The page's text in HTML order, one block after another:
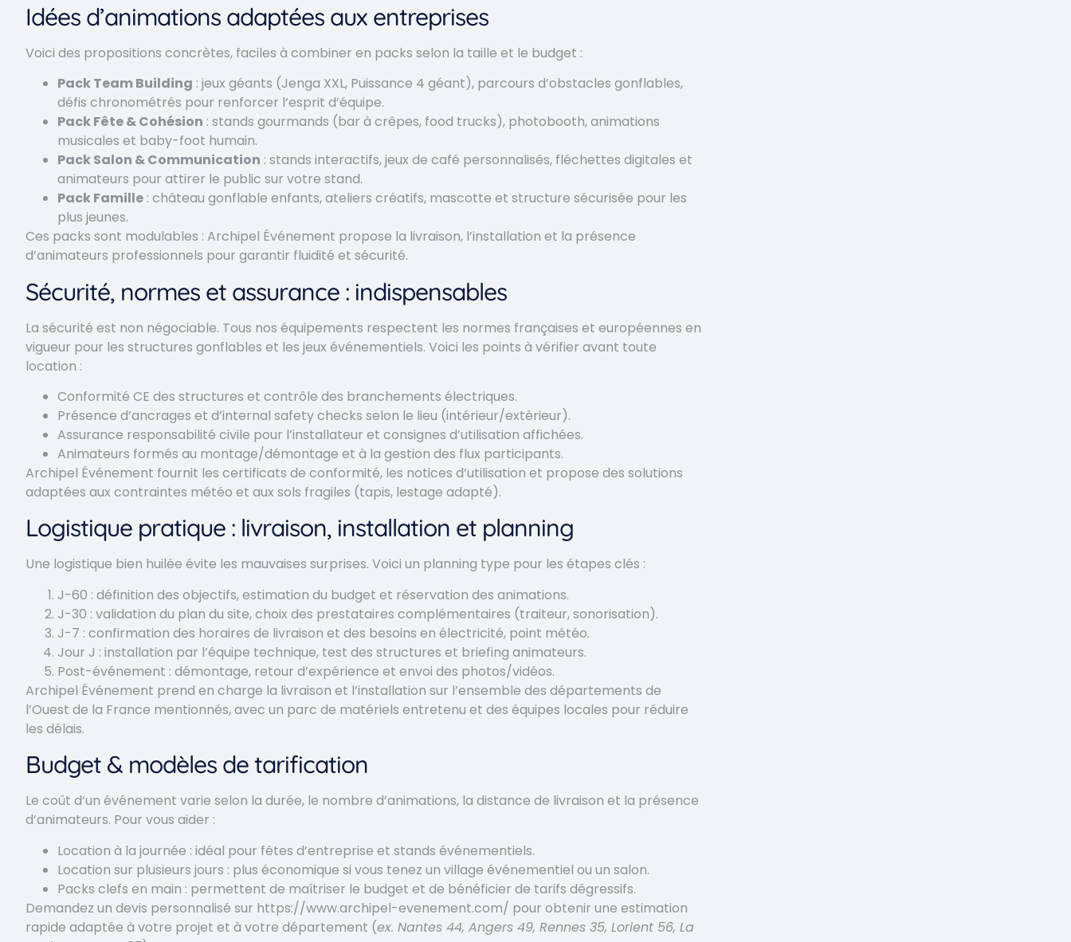
Idées d’animations adaptées aux entreprises
Voici des propositions concrètes, faciles à combiner en packs selon la taille et le budget :
Pack Team Building : jeux géants (Jenga XXL, Puissance 4 géant), parcours d’obstacles gonflables,
défis chronométrés pour renforcer l’esprit d’équipe.
Pack Fête & Cohésion : stands gourmands (bar à crêpes, food trucks), photobooth, animations
musicales et baby-foot humain.
Pack Salon & Communication : stands interactifs, jeux de café personnalisés, fléchettes digitales et
animateurs pour attirer le public sur votre stand.
Pack Famille : château gonflable enfants, ateliers créatifs, mascotte et structure sécurisée pour les
plus jeunes.
Ces packs sont modulables : Archipel Événement propose la livraison, l’installation et la présence
d’animateurs professionnels pour garantir fluidité et sécurité.
Sécurité, normes et assurance : indispensables
La sécurité est non négociable. Tous nos équipements respectent les normes françaises et européennes en
vigueur pour les structures gonflables et les jeux événementiels. Voici les points à vérifier avant toute
location :
Conformité CE des structures et contrôle des branchements électriques.
Présence d’ancrages et d’internal safety checks selon le lieu (intérieur/extérieur).
Assurance responsabilité civile pour l’installateur et consignes d’utilisation affichées.
Animateurs formés au montage/démontage et à la gestion des flux participants.
Archipel Événement fournit les certificats de conformité, les notices d’utilisation et propose des solutions
adaptées aux contraintes météo et aux sols fragiles (tapis, lestage adapté).
Logistique pratique : livraison, installation et planning
Une logistique bien huilée évite les mauvaises surprises. Voici un planning type pour les étapes clés :
J-60 : définition des objectifs, estimation du budget et réservation des animations.
J-30 : validation du plan du site, choix des prestataires complémentaires (traiteur, sonorisation).
J-7 : confirmation des horaires de livraison et des besoins en électricité, point météo.
Jour J : installation par l’équipe technique, test des structures et briefing animateurs.
Post-événement : démontage, retour d’expérience et envoi des photos/vidéos.
Archipel Événement prend en charge la livraison et l’installation sur l’ensemble des départements de
l’Ouest de la France mentionnés, avec un parc de matériels entretenu et des équipes locales pour réduire
les délais.
Budget & modèles de tarification
Le coût d’un événement varie selon la durée, le nombre d’animations, la distance de livraison et la présence
d’animateurs. Pour vous aider :
Location à la journée : idéal pour fêtes d’entreprise et stands événementiels.
Location sur plusieurs jours : plus économique si vous tenez un village événementiel ou un salon.
Packs clefs en main : permettent de maîtriser le budget et de bénéficier de tarifs dégressifs.
Demandez un devis personnalisé sur https://www.archipel-evenement.com/ pour obtenir une estimation
rapide adaptée à votre projet et à votre département (ex. Nantes 44, Angers 49, Rennes 35, Lorient 56, La